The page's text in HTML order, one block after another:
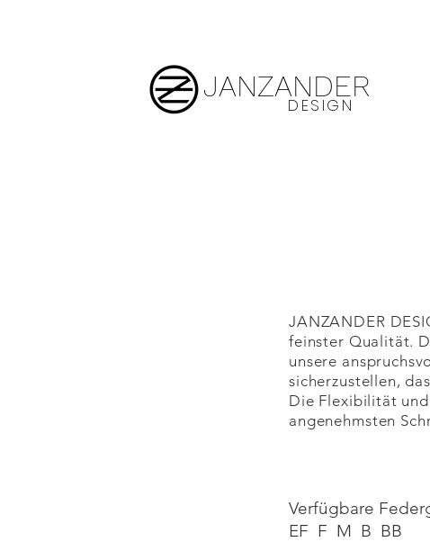
JANZANDER
DESIGN
JANZANDER
feinster Qualität.
unsere
sicherzustellen,
Die Flexibilität
angenehmsten
Verfügbare
EF F M B BB